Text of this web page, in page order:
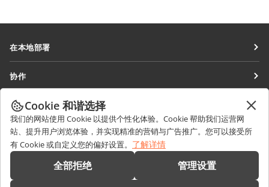
在本地部署
协作空间
工作区
连接器
桌面应用程序
移动应用程序
协作
针对翻译人员
针对博主
职位空缺
获取最新资讯
博客
获取帮助
论坛
销售相关问题
sales@onlyoffice.com
Cookie 和谐选择
我们的网站使用 Cookie 以提供个性化体验。Cookie 帮助我们运营网
站、提升用户浏览体验，并实现精准的营销与广告推广。您可以接受所
有 Cookie 或自定义您的偏好设置。 了解详情
全部拒绝 管理设置